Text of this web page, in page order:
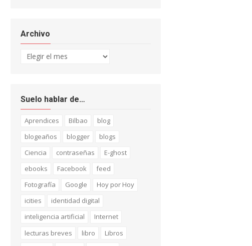
Archivo
Archivo
Suelo hablar de…
Aprendices Bilbao
blog
blogeaños
blogger
blogs
Ciencia
contraseñas
E-ghost
ebooks
Facebook
feed
Fotografía
Google
Hoy por Hoy
icities
identidad digital
inteligencia artificial
Internet
lecturas breves
libro
Libros